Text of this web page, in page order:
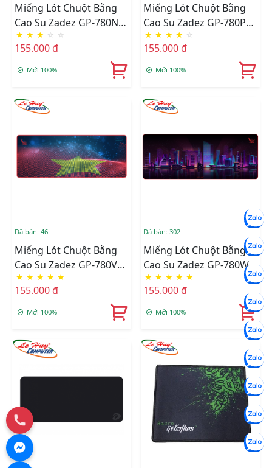
Miếng Lót Chuột Bằng
Cao Su Zadez GP-780N
(Xanh)
★ ★ ★ ☆ ☆
155.000 đ
Mới 100%
Miếng Lót Chuột Bằng
Cao Su Zadez GP-780P
(Hồng)
★ ★ ★ ★ ☆
155.000 đ
Mới 100%
Đã bán: 46
Miếng Lót Chuột Bằng
Cao Su Zadez GP-780V
(Đỏ)
★ ★ ★ ★ ★
155.000 đ
Mới 100%
Đã bán: 302
Miếng Lót Chuột Bằng
Cao Su Zadez GP-780W
(Đen)
★ ★ ★ ★ ★
155.000 đ
Mới 100%